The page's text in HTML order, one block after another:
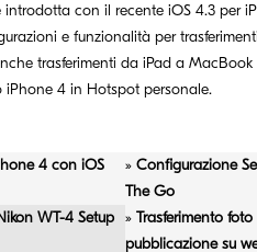
con il recente iOS 4.3 per
e funzionalità per
trasferimenti da iPad a
iPhone 4 in Hotspot personale.
4 con iOS
» Configurazione
The Go
WT-4 Setup » Trasferimento
pubblicazione su